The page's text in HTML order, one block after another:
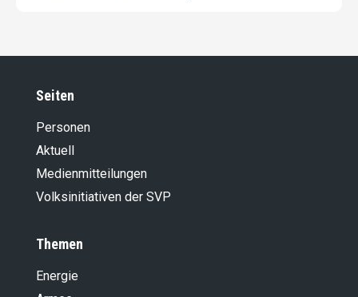
Seiten
Personen
Aktuell
Medienmitteilungen
Volksinitiativen der SVP
Themen
Energie